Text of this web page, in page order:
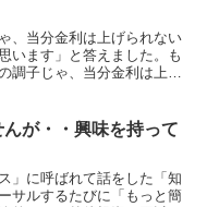
、当分金利は上げられない
います」と答えました。も
調子じゃ、当分金利は上が
が・・興味を持って
」に呼ばれて話をした「知
サルするたびに「もっと簡